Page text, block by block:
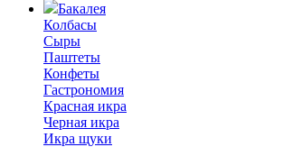
Бакалея
Колбасы
Сыры
Паштеты
Конфеты
Гастрономия
Красная икра
Черная икра
Икра щуки